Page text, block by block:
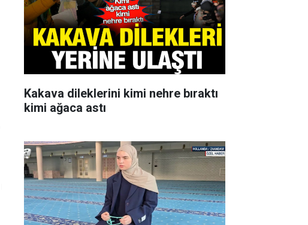
Kakava dileklerini kimi nehre bıraktı
kimi ağaca astı